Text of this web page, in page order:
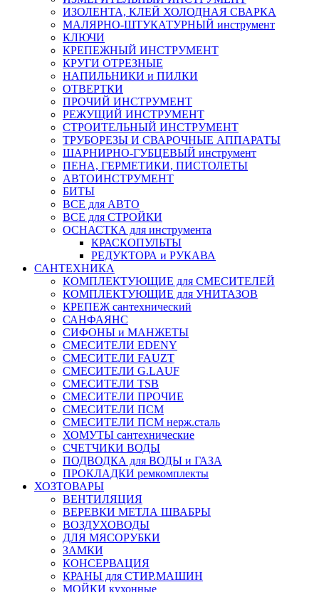
ИЗОЛЕНТА, КЛЕЙ ХОЛОДНАЯ СВАРКА
МАЛЯРНО-ШТУКАТУРНЫЙ инструмент
КЛЮЧИ
КРЕПЕЖНЫЙ ИНСТРУМЕНТ
КРУГИ ОТРЕЗНЫЕ
НАПИЛЬНИКИ и ПИЛКИ
ОТВЕРТКИ
ПРОЧИЙ ИНСТРУМЕНТ
РЕЖУЩИЙ ИНСТРУМЕНТ
СТРОИТЕЛЬНЫЙ ИНСТРУМЕНТ
ТРУБОРЕЗЫ И СВАРОЧНЫЕ АППАРАТЫ
ШАРНИРНО-ГУБЦЕВЫЙ инструмент
ПЕНА, ГЕРМЕТИКИ, ПИСТОЛЕТЫ
АВТОИНСТРУМЕНТ
БИТЫ
ВСЕ для АВТО
ВСЕ для СТРОЙКИ
ОСНАСТКА для инструмента
КРАСКОПУЛЬТЫ
РЕДУКТОРА и РУКАВА
САНТЕХНИКА
КОМПЛЕКТУЮЩИЕ для СМЕСИТЕЛЕЙ
КОМПЛЕКТУЮЩИЕ для УНИТАЗОВ
КРЕПЕЖ сантехнический
САНФАЯНС
СИФОНЫ и МАНЖЕТЫ
СМЕСИТЕЛИ EDENY
СМЕСИТЕЛИ FAUZT
СМЕСИТЕЛИ G.LAUF
СМЕСИТЕЛИ TSB
СМЕСИТЕЛИ ПРОЧИЕ
СМЕСИТЕЛИ ПСМ
СМЕСИТЕЛИ ПСМ нерж.сталь
ХОМУТЫ сантехнические
СЧЕТЧИКИ ВОДЫ
ПОДВОДКА для ВОДЫ и ГАЗА
ПРОКЛАДКИ ремкомплекты
ХОЗТОВАРЫ
ВЕНТИЛЯЦИЯ
ВЕРЕВКИ МЕТЛА ШВАБРЫ
ВОЗДУХОВОДЫ
ДЛЯ МЯСОРУБКИ
ЗАМКИ
КОНСЕРВАЦИЯ
КРАНЫ для СТИР.МАШИН
МОЙКИ кухонные